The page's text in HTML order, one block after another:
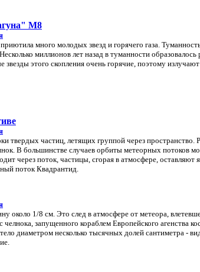
M8
много молодых звезд и горячего газа.
миллионов лет назад в туманности образовалось
этого скопления очень горячие, поэтому излучают
твердых частиц, летящих группой через пространство.
В большинстве случаев орбиты метеорных потоков
через поток, частицы, сгорая в атмосфере, оставляют
поток Квадрантид.
около 1/8 см. Это след в атмосфере от метеора,
запущенного кораблем Европейского агенства
диаметром несколько тысячных долей сантиметра -